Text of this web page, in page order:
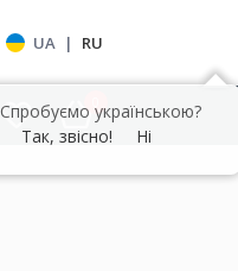
UA | RU
Спробуємо українською?
Так, звісно!
Ні